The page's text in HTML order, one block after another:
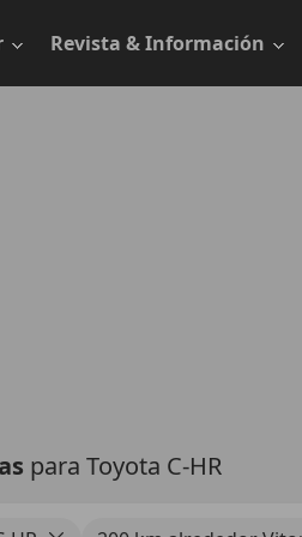
Revista & Información
para Toyota C-HR